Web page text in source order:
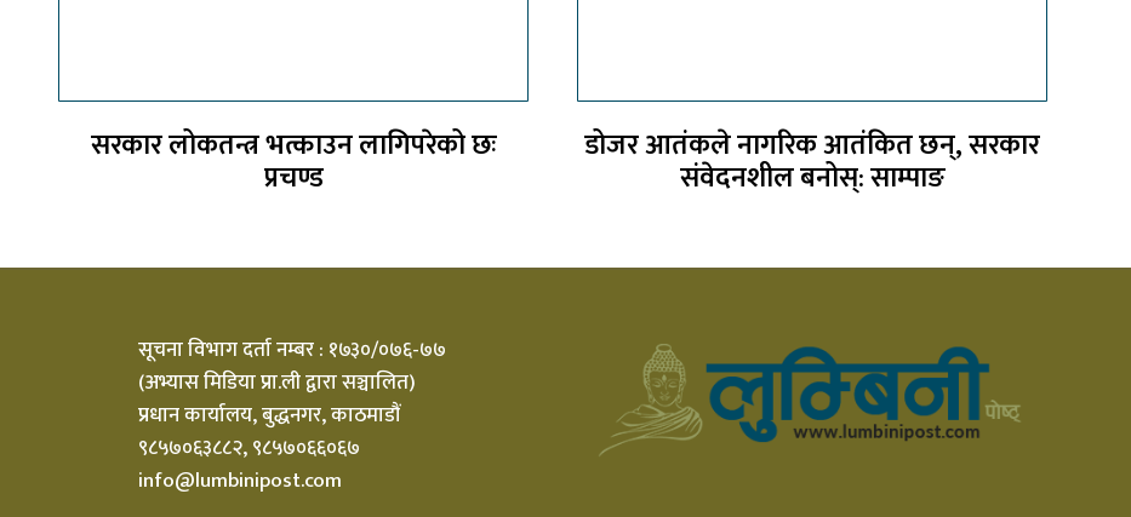
सरकार लोकतन्त्र भत्काउन लागिपरेको छः
प्रचण्ड
डोजर आतंकले नागरिक आतंकित छन्, सरकार
संवेदनशील बनोस्: साम्पाङ
सूचना विभाग दर्ता नम्बर : १७३०/०७६-७७
(अभ्यास मिडिया प्रा.ली द्वारा सञ्चालित)
प्रधान कार्यालय, बुद्धनगर, काठमाडौं
९८५७०६३८८२, ९८५७०६६०६७
info@lumbinipost.com